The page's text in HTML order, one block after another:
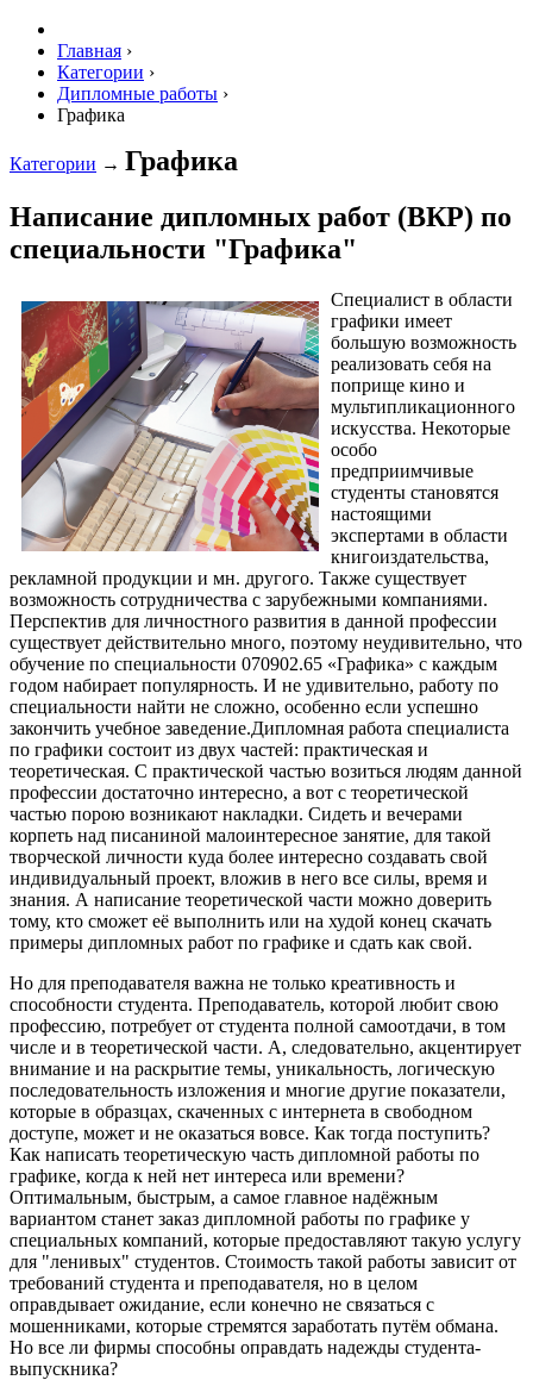
Главная ›
Категории ›
Дипломные работы ›
Графика
Категории → Графика
Написание дипломных работ (ВКР) по
специальности "Графика"
Специалист в области
графики имеет
большую возможность
реализовать себя на
поприще кино и
мультипликационного
искусства. Некоторые
особо
предприимчивые
студенты становятся
настоящими
экспертами в области
книгоиздательства,
рекламной продукции и мн. другого. Также существует
возможность сотрудничества с зарубежными компаниями.
Перспектив для личностного развития в данной профессии
существует действительно много, поэтому неудивительно, что
обучение по специальности 070902.65 «Графика» с каждым
годом набирает популярность. И не удивительно, работу по
специальности найти не сложно, особенно если успешно
закончить учебное заведение.Дипломная работа специалиста
по графики состоит из двух частей: практическая и
теоретическая. С практической частью возиться людям данной
профессии достаточно интересно, а вот с теоретической
частью порою возникают накладки. Сидеть и вечерами
корпеть над писаниной малоинтересное занятие, для такой
творческой личности куда более интересно создавать свой
индивидуальный проект, вложив в него все силы, время и
знания. А написание теоретической части можно доверить
тому, кто сможет её выполнить или на худой конец скачать
примеры дипломных работ по графике и сдать как свой.
Но для преподавателя важна не только креативность и
способности студента. Преподаватель, которой любит свою
профессию, потребует от студента полной самоотдачи, в том
числе и в теоретической части. А, следовательно, акцентирует
внимание и на раскрытие темы, уникальность, логическую
последовательность изложения и многие другие показатели,
которые в образцах, скаченных с интернета в свободном
доступе, может и не оказаться вовсе. Как тогда поступить?
Как написать теоретическую часть дипломной работы по
графике, когда к ней нет интереса или времени?
Оптимальным, быстрым, а самое главное надёжным
вариантом станет заказ дипломной работы по графике у
специальных компаний, которые предоставляют такую услугу
для "ленивых" студентов. Стоимость такой работы зависит от
требований студента и преподавателя, но в целом
оправдывает ожидание, если конечно не связаться с
мошенниками, которые стремятся заработать путём обмана.
Но все ли фирмы способны оправдать надежды студента-
выпускника?